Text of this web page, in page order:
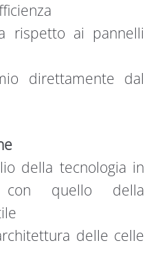
rispetto ai pannelli
direttamente dal
della tecnologia in
con quello della
delle celle